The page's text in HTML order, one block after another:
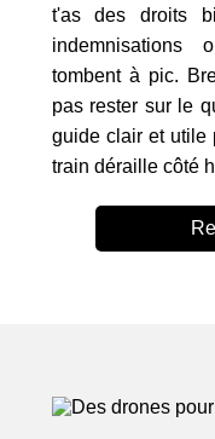
t'as des droits
indemnisations
tombent à pic.
pas rester sur le
guide clair et utile
train déraille côté